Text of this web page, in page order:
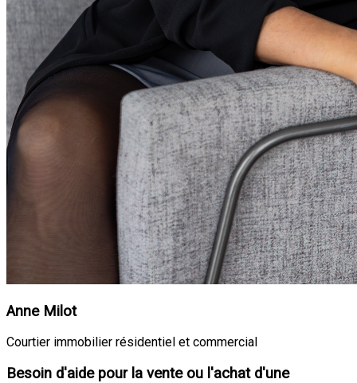
Anne Milot
Courtier immobilier résidentiel et commercial
Besoin d'aide pour la vente ou l'achat d'une